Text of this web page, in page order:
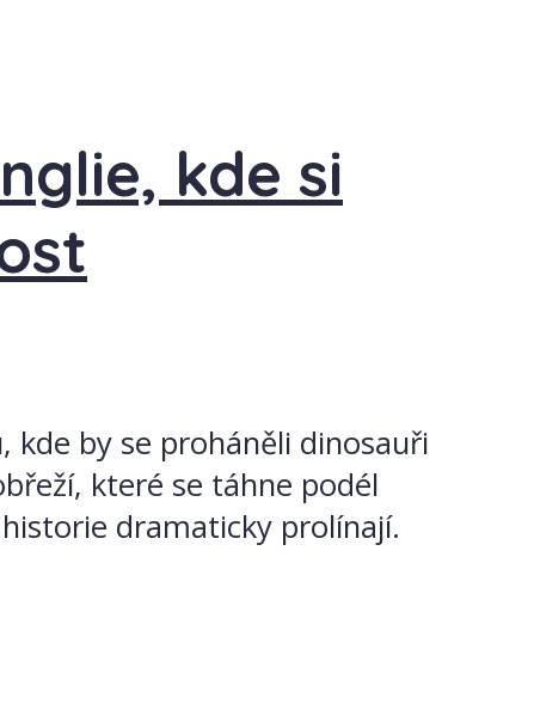
kde si
kde by se proháněli dinosauři
které se táhne podél
dramaticky prolínají.